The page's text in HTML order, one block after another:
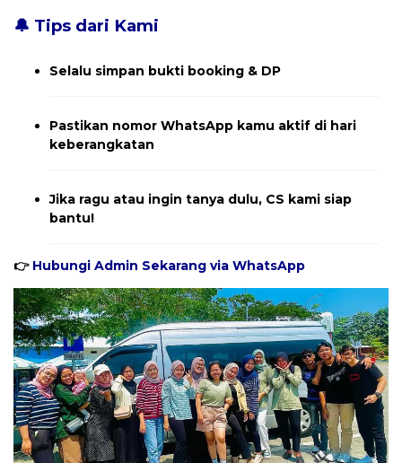
🔔 Tips dari Kami
Selalu simpan bukti booking & DP
Pastikan nomor WhatsApp kamu aktif di hari
keberangkatan
Jika ragu atau ingin tanya dulu, CS kami siap
bantu!
👉 Hubungi Admin Sekarang via WhatsApp